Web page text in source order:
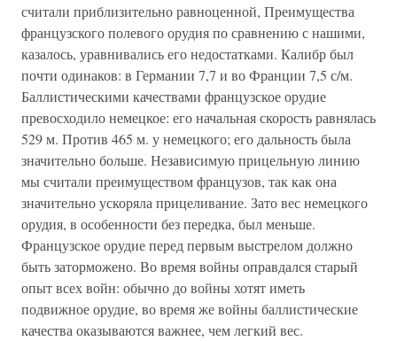
считали приблизительно равноценной, Преимущества
французского полевого орудия по сравнению с нашими,
казалось, уравнивались его недостатками. Калибр был
почти одинаков: в Германии 7,7 и во Франции 7,5 с/м.
Баллистическими качествами французское орудие
превосходило немецкое: его начальная скорость равнялась
529 м. Против 465 м. у немецкого; его дальность была
значительно больше. Независимую прицельную линию
мы считали преимуществом французов, так как она
значительно ускоряла прицеливание. Зато вес немецкого
орудия, в особенности без передка, был меньше.
Французское орудие перед первым выстрелом должно
быть заторможено. Во время войны оправдался старый
опыт всех войн: обычно до войны хотят иметь
подвижное орудие, во время же войны баллистические
качества оказываются важнее, чем легкий вес.